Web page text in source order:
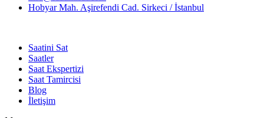
Hobyar Mah. Aşirefendi Cad. Sirkeci / İstanbul
Saatini Sat
Saatler
Saat Ekspertizi
Saat Tamircisi
Blog
İletişim